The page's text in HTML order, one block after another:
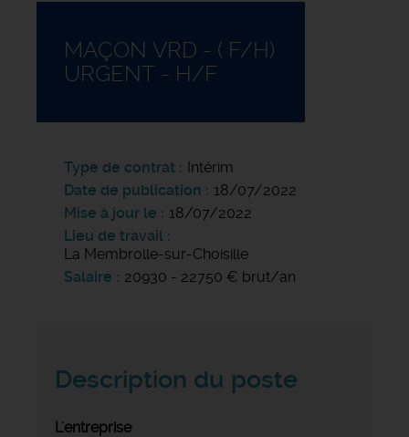
MAÇON VRD - ( F/H)
URGENT - H/F
Type de contrat
Intérim
Date de publication
18/07/2022
Mise à jour le
18/07/2022
Lieu de travail
La Membrolle-sur-Choisille
Salaire
20930 - 22750 € brut/an
Description du poste
L'entreprise